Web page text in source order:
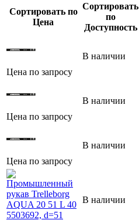
Сортировать по
Цена
Сортировать
по
Доступность
Цена по запросу
В наличии
Цена по запросу
В наличии
Цена по запросу
В наличии
В наличии